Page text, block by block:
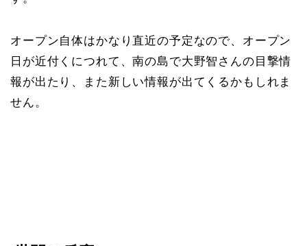
オープン自体はかなり直近の予定なので、オープン
日が近付くにつれて、南の島で大野智さんの目撃情
報が出たり、また新しい情報が出てくるかもしれま
せん。